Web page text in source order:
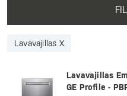
Lavavajillas X
Lavavajillas
GE Profile -